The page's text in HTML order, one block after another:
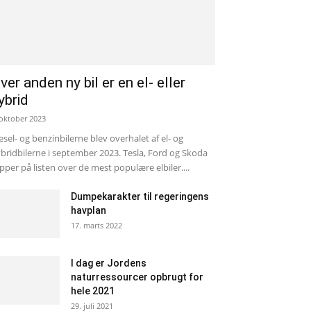
anden ny bil er en el- eller
2023
og benzinbilerne blev overhalet af el- og
i september 2023. Tesla, Ford og Skoda
på listen over de mest populære elbiler....
Dumpekarakter til regeringens
havplan
17. marts 2022
I dag er Jordens
naturressourcer opbrugt for
hele 2021
29. juli 2021